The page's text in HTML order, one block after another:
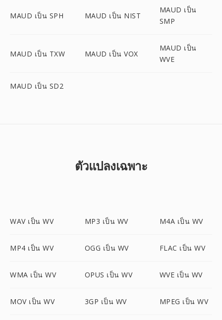
MAUD เป็น SPH MAUD เป็น NIST
MAUD เป็น
SMP
MAUD เป็น TXW MAUD เป็น VOX
MAUD เป็น
WVE
MAUD เป็น SD2
ตัวแปลงเฉพาะ
WAV เป็น WV MP3 เป็น WV M4A เป็น WV
MP4 เป็น WV OGG เป็น WV FLAC เป็น WV
WMA เป็น WV OPUS เป็น WV WVE เป็น WV
MOV เป็น WV 3GP เป็น WV MPEG เป็น WV